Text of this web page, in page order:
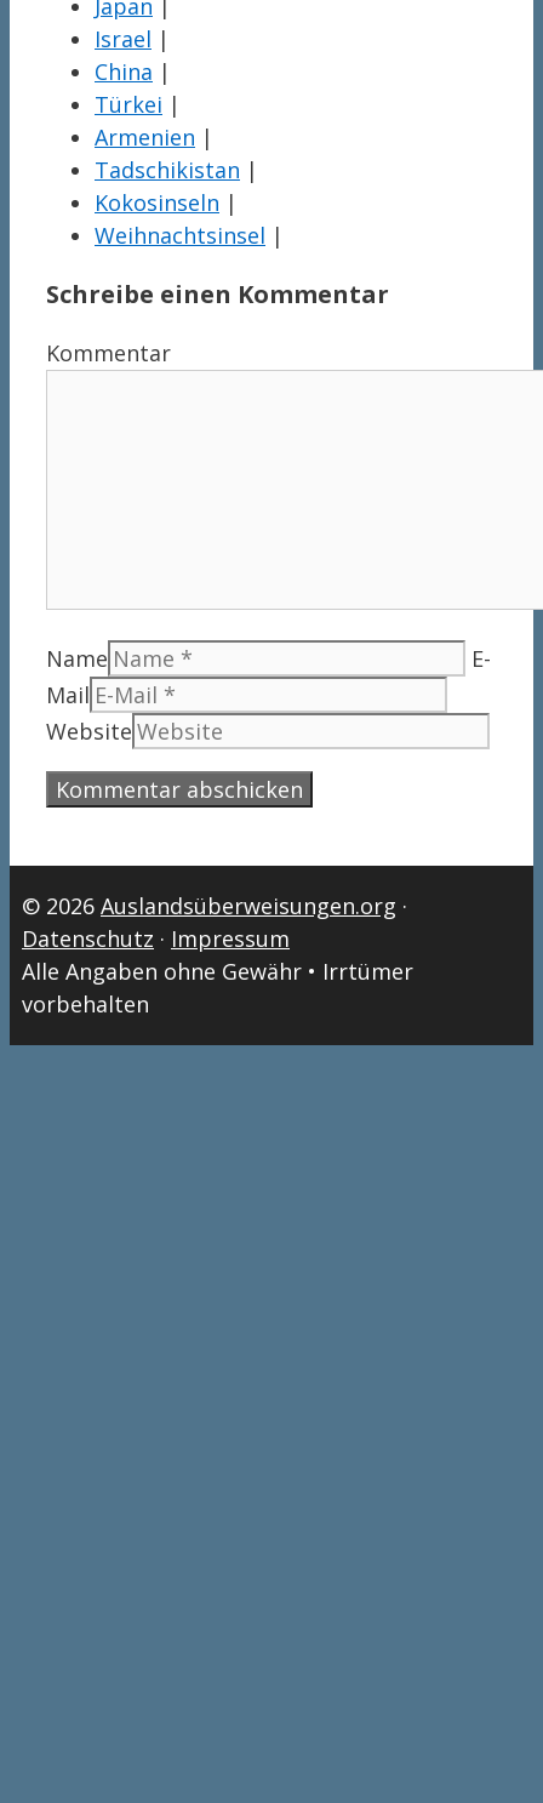
Japan
Israel |
China |
Türkei |
Armenien |
Tadschikistan |
Kokosinseln |
Weihnachtsinsel |
Schreibe einen Kommentar
Kommentar
Name
E-
Mail
Website
© 2026 Auslandsüberweisungen.org ·
Datenschutz · Impressum
Alle Angaben ohne Gewähr • Irrtümer
vorbehalten